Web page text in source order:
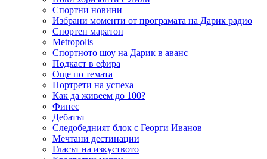
Спортни новини
Избрани моменти от програмата на Дарик радио
Спортен маратон
Metropolis
Спортното шоу на Дарик в аванс
Подкаст в ефира
Още по темата
Портрети на успеха
Как да живеем до 100?
Финес
Дебатът
Следобедният блок с Георги Иванов
Мечтани дестинации
Гласът на изкуството